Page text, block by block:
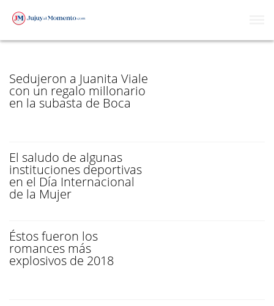
DETALLE
Sedujeron a Juanita Viale
con un regalo millonario
en la subasta de Boca
El saludo de algunas
instituciones deportivas
en el Día Internacional
de la Mujer
Éstos fueron los
romances más
explosivos de 2018